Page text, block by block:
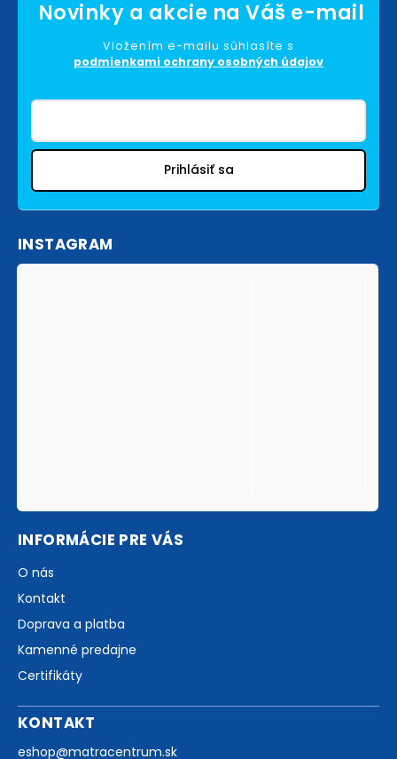
Vložením e-mailu súhlasíte s
podmienkami ochrany osobných údajov
Prihlásiť sa
INSTAGRAM
INFORMÁCIE PRE VÁS
O nás
Kontakt
Doprava a platba
Kamenné predajne
Certifikáty
KONTAKT
eshop@matracentrum.sk